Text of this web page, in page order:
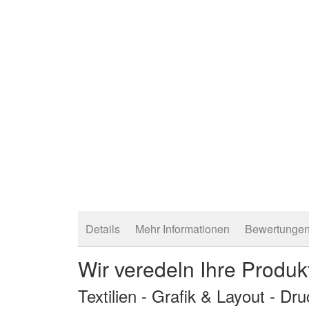
Details Mehr Informationen Bewertungen
Wir veredeln Ihre
Textilien - Grafik & Layout -